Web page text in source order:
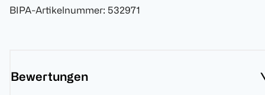
BIPA-Artikelnummer: 532971
Bewertungen